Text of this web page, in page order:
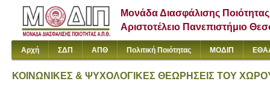
Μονάδα Διασφάλισης Ποιότητας
Αριστοτέλειο Πανεπιστήμιο
Αρχή ΣΔΠ ΑΠΘ Πολιτική Ποιότητας ΜΟΔΙΠ
ΚΟΙΝΩΝΙΚΕΣ & ΨΥΧΟΛΟΓΙΚΕΣ ΘΕΩΡΗΣΕΙΣ ΤΟΥ